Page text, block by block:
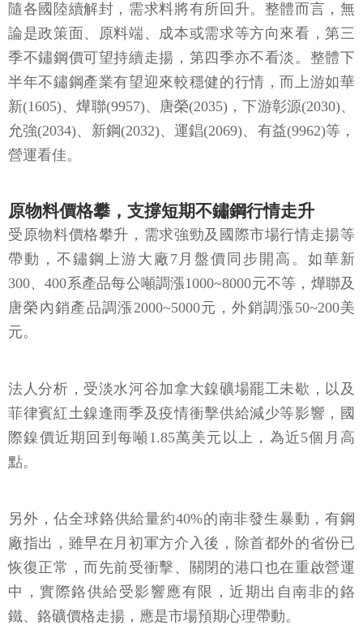
隨各國陸續解封，需求料將有所回升。整體而言，無
論是政策面、原料端、成本或需求等方向來看，第三
季不鏽鋼價可望持續走揚，第四季亦不看淡。整體下
半年不鏽鋼產業有望迎來較穩健的行情，而上游如華
新(1605)、燁聯(9957)、唐榮(2035)，下游彰源(2030)、
允強(2034)、新鋼(2032)、運錩(2069)、有益(9962)等，
營運看佳。
原物料價格攀，支撐短期不鏽鋼行情走升
受原物料價格攀升，需求強勁及國際市場行情走揚等
帶動，不鏽鋼上游大廠7月盤價同步開高。如華新
300、400系產品每公噸調漲1000~8000元不等，燁聯及
唐榮內銷產品調漲2000~5000元，外銷調漲50~200美
元。
法人分析，受淡水河谷加拿大鎳礦場罷工未歇，以及
菲律賓紅土鎳逢雨季及疫情衝擊供給減少等影響，國
際鎳價近期回到每噸1.85萬美元以上，為近5個月高
點。
另外，佔全球鉻供給量約40%的南非發生暴動，有鋼
廠指出，雖早在月初軍方介入後，除首都外的省份已
恢復正常，而先前受衝擊、關閉的港口也在重啟營運
中，實際鉻供給受影響應有限，近期出自南非的鉻
鐵、鉻礦價格走揚，應是市場預期心理帶動。